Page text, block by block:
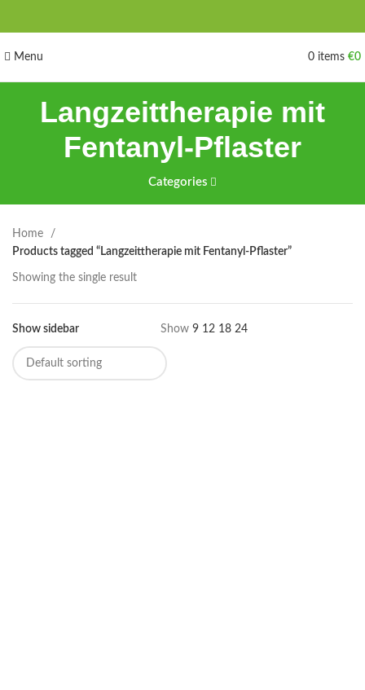
Menu 0 items €0
Langzeittherapie mit
Fentanyl-Pflaster
Categories
Home
Products tagged “Langzeittherapie mit Fentanyl-Pflaster”
Showing the single result
Show sidebar Show 9 12 18 24